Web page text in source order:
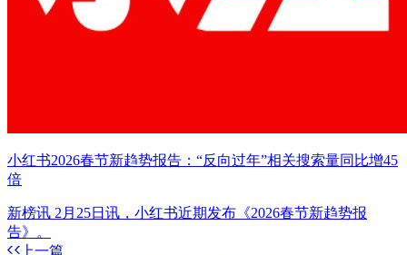
小红书2026春节新趋势报告：“反向过年”相关搜索量同比增45
倍
新榜讯 2月25日讯，小红书近期发布《2026春节新趋势报
告》。
上一篇